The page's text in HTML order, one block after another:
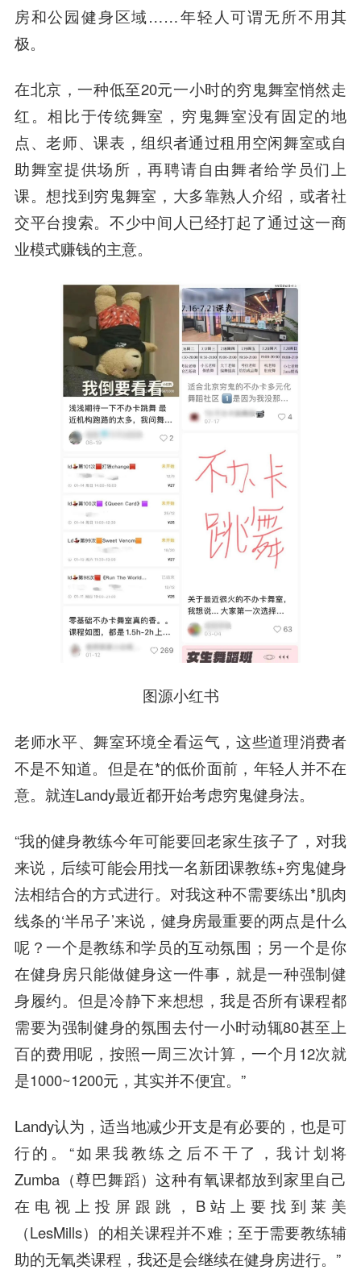
房和公园健身区域……年轻人可谓无所不用其
极。
在北京，一种低至20元一小时的穷鬼舞室悄然走
红。相比于传统舞室，穷鬼舞室没有固定的地
点、老师、课表，组织者通过租用空闲舞室或自
助舞室提供场所，再聘请自由舞者给学员们上
课。想找到穷鬼舞室，大多靠熟人介绍，或者社
交平台搜索。不少中间人已经打起了通过这一商
业模式赚钱的主意。
图源小红书
老师水平、舞室环境全看运气，这些道理消费者
不是不知道。但是在*的低价面前，年轻人并不在
意。就连Landy最近都开始考虑穷鬼健身法。
“我的健身教练今年可能要回老家生孩子了，对我
来说，后续可能会用找一名新团课教练+穷鬼健身
法相结合的方式进行。对我这种不需要练出*肌肉
线条的‘半吊子’来说，健身房最重要的两点是什么
呢？一个是教练和学员的互动氛围；另一个是你
在健身房只能做健身这一件事，就是一种强制健
身履约。但是冷静下来想想，我是否所有课程都
需要为强制健身的氛围去付一小时动辄80甚至上
百的费用呢，按照一周三次计算，一个月12次就
是1000~1200元，其实并不便宜。”
Landy认为，适当地减少开支是有必要的，也是可
行的。“如果我教练之后不干了，我计划将
Zumba（尊巴舞蹈）这种有氧课都放到家里自己
在电视上投屏跟跳，B站上要找到莱美
（LesMills）的相关课程并不难；至于需要教练辅
助的无氧类课程，我还是会继续在健身房进行。”